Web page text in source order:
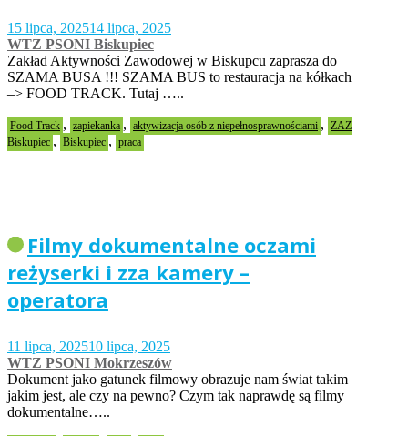
15 lipca, 202514 lipca, 2025
WTZ PSONI Biskupiec
Zakład Aktywności Zawodowej w Biskupcu zaprasza do
SZAMA BUSA !!! SZAMA BUS to restauracja na kółkach
–> FOOD TRACK. Tutaj …..
Food Track , zapiekanka , aktywizacja osób z niepełnosprawnościami ,
ZAZ
Biskupiec , Biskupiec , praca
Filmy dokumentalne oczami
reżyserki i zza kamery –
operatora
11 lipca, 202510 lipca, 2025
WTZ PSONI Mokrzeszów
Dokument jako gatunek filmowy obrazuje nam świat takim
jakim jest, ale czy na pewno? Czym tak naprawdę są filmy
dokumentalne…..